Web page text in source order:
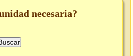
necesaria?